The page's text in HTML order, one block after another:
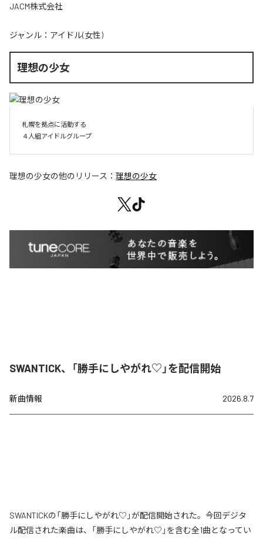
JACM株式会社
ジャンル： アイドル(女性)
理想の少女
札幌を拠点に活動する
４人組アイドルグループ
理想の少女の他のリリース： 理想の少女
SWANTICK、「勝手にしやがれ♡」を配信開始
新曲情報 2026.8.7
SWANTICKの「勝手にしやがれ♡」が配信開始された。今回デジタ
ル配信された楽曲は、「勝手にしやがれ♡」を含む全1曲となってい